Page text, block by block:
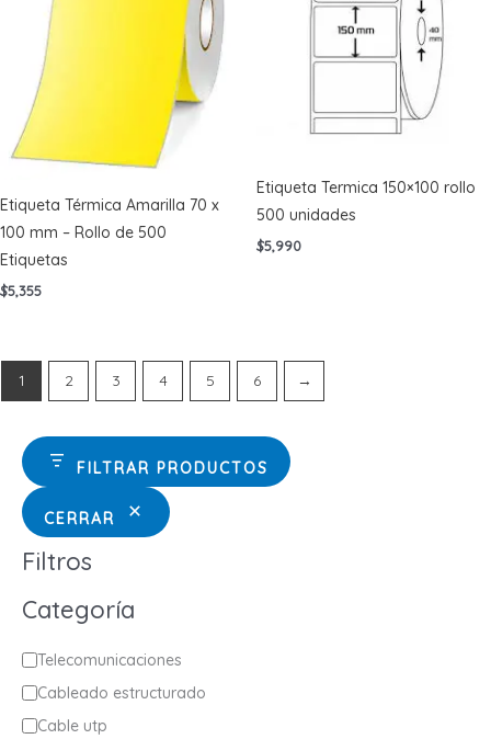
FILTRAR PRODUCTOS
CERRAR
Filtros
Categoría
C
a
t
Telecomunicaciones
Cableado estructurado
Cable utp
Etiqueta Térmica Amarilla 70 x
100 mm – Rollo de 500
Etiquetas
$5,355
Etiqueta Termica 150×100 rollo
500 unidades
$5,990
1 2 3 4 5 6 →